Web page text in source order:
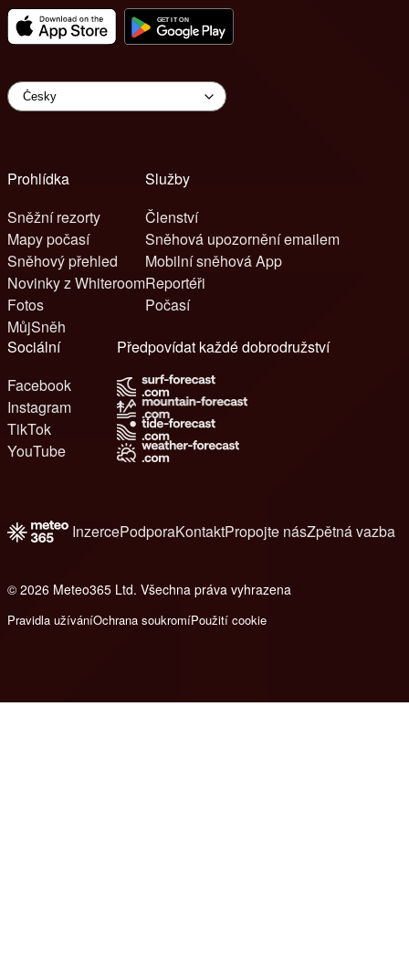
Prohlídka
Sněžní rezorty
Mapy počasí
Sněhový přehled
Novinky z Whiteroom
Fotos
MůjSněh
Služby
Členství
Sněhová upozornění emailem
Mobilní sněhová App
Reportéři
Počasí
Sociální
Facebook
Instagram
TikTok
YouTube
Předpovídat každé dobrodružství
InzercePodporaKontaktPropojte násZpětná vazba
© 2026 Meteo365 Ltd. Všechna práva vyhrazena
Pravidla užíváníOchrana soukromíPoužití cookie